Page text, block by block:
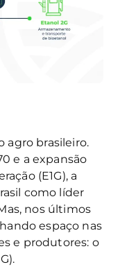
agro brasileiro.
e a expansão
(E1G), a
como líder
nos últimos
espaço nas
e produtores: o